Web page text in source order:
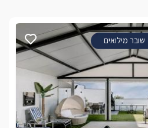
שובר מילואים